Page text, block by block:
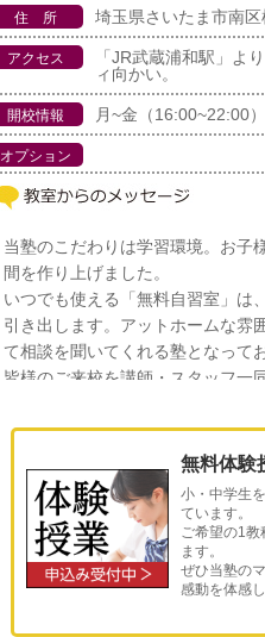
住 所 埼玉県さいたま市南
アクセス
「JR武蔵浦和駅」よ
ィ向かい。
開校情報 月~金（16:00~22:00）
オプション
当塾のこだわりは学習環境。お子
間を作り上げました。
いつでも使える「無料自習室」は
引き出します。アットホームな雰
て相談を聞いてくれる塾となって
皆様のご来校を講師・スタッフ一
無料体験
小・中学生
ています。
ご希望の1教
ます。
ぜひ当塾の
感動を体感